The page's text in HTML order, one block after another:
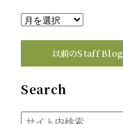
以前のStaff Blog
Search